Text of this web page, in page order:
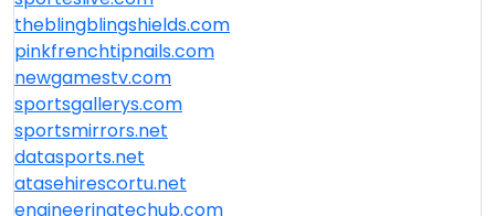
theblingblingshields.com
pinkfrenchtipnails.com
newgamestv.com
sportsgallerys.com
sportsmirrors.net
datasports.net
atasehirescortu.net
engineeringtechub.com